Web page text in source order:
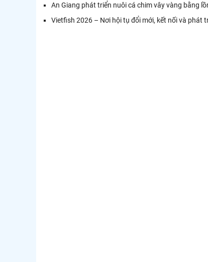
An Giang phát triển nuôi cá chim vây vàng bằng
Vietfish 2026 – Nơi hội tụ đổi mới, kết nối và phát